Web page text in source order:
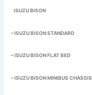
ISUZU BISON
– ISUZU BISON STANDARD
– ISUZU BISON FLAT BED
– ISUZU BISON MINIBUS CHASSIS